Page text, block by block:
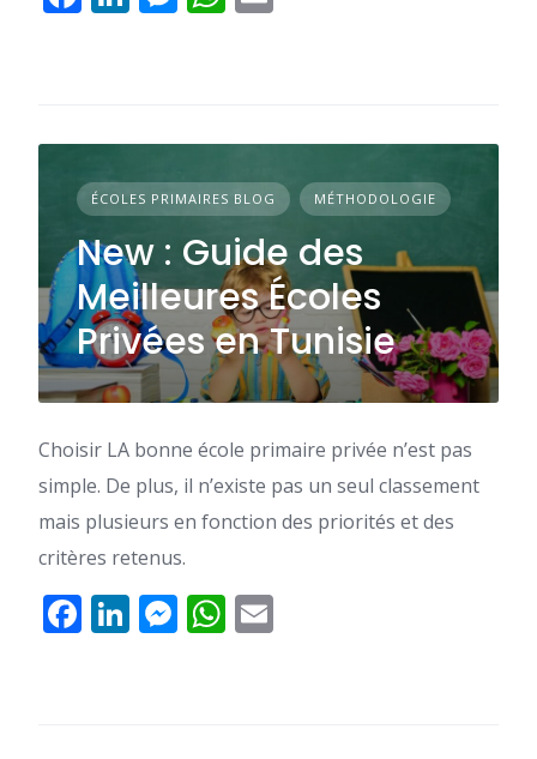
ÉCOLES PRIMAIRES BLOG MÉTHODOLOGIE
New : Guide des
Meilleures Écoles
Privées en Tunisie
Choisir LA bonne école primaire privée n’est pas
simple. De plus, il n’existe pas un seul classement
mais plusieurs en fonction des priorités et des
critères retenus.
Facebook
LinkedIn
Messenger
WhatsApp